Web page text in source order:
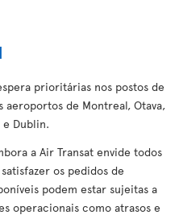
prioritárias nos postos de
de Montreal, Otava,
e Dublin.
a Air Transat envide todos
os pedidos de
podem estar sujeitas a
operacionais como atrasos e